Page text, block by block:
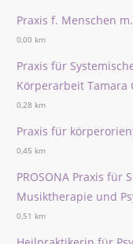
Praxis f. Menschen
0,00 km
Praxis für
Körperarbeit Tamara
0,28 km
Praxis für
0,45 km
PROSONA Praxis für
Musiktherapie und
0,51 km